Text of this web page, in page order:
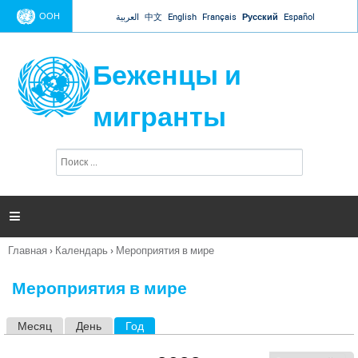
Jump to navigation
ООН العربية 中文 English Français Русский Español
Беженцы и
мигранты
п
и

Вы
Главная › Календарь › Мероприятия в мире
Мероприятия в мире
Месяц День Год